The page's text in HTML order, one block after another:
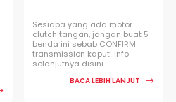
Sesiapa yang ada motor
clutch tangan, jangan buat 5
benda ini sebab CONFIRM
transmission kaput! Info
selanjutnya disini..
BACA LEBIH LANJUT